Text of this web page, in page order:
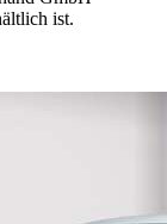
ist.